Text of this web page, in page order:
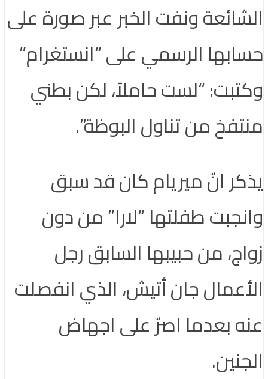
الشائعة ونفت الخبر عبر صورة على
حسابها الرسمي على “انستغرام”
وكتبت: “لست حاملاً، لكن بطني
منتفخ من تناول البوظة”.
يذكر انّ ميريام كان قد سبق
وانجبت طفلتها “لارا” من دون
زواج، من حبيبها السابق رجل
الأعمال جان أتيش، الذي انفصلت
عنه بعدما اصرّ على اجهاض
الجنين.